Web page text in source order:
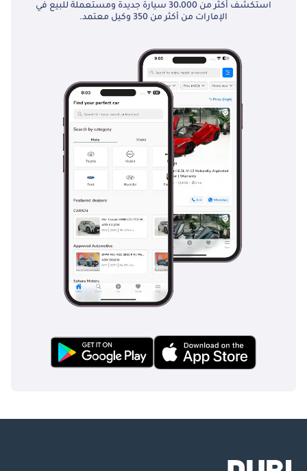
استكشف أكثر من 30،000 سيارة جديدة ومستعملة للبيع في
الإمارات من أكثر من 350 وكيل معتمد.